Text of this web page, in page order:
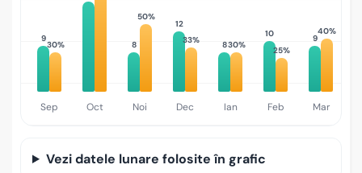
9
30%
Sep Oct
8
50%
Noi
12
33%
Dec
830%
Ian
10
25%
Feb
9
40%
Mar
Vezi datele lunare folosite în grafic